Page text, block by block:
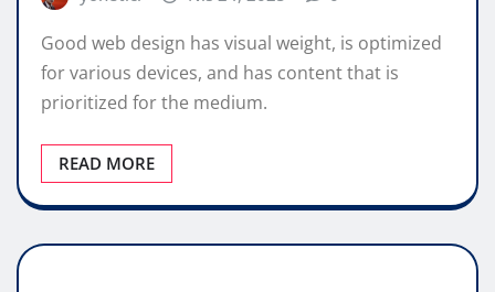
Good web design has visual weight, is optimized
for various devices, and has content that is
prioritized for the medium.
READ MORE